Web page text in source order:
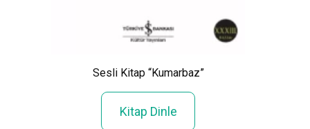
Sesli Kitap “Kumarbaz”
Kitap Dinle